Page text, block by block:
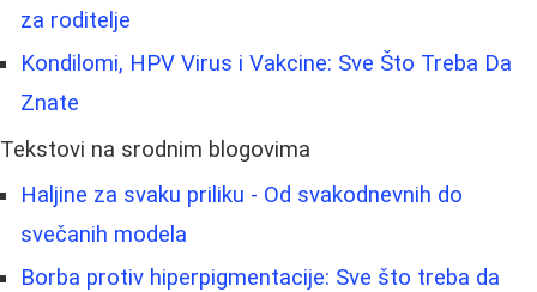
za roditelje
Kondilomi, HPV Virus i Vakcine: Sve Što Treba Da
Znate
Tekstovi na srodnim blogovima
Haljine za svaku priliku - Od svakodnevnih do
svečanih modela
Borba protiv hiperpigmentacije: Sve što treba da